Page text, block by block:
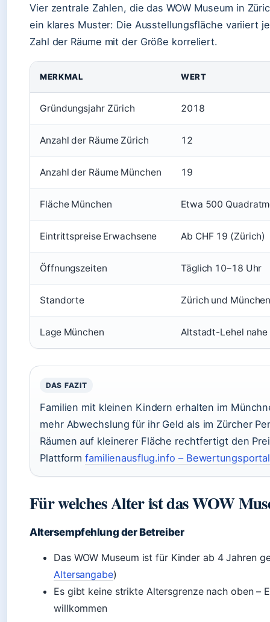
Vier zentrale Zahlen, die das WOW Museum in
ein klares Muster: Die Ausstellungsfläche variiert
Zahl der Räume mit der Größe korreliert.
MERKMAL WERT
Gründungsjahr Zürich 2018
Anzahl der Räume Zürich 12
Anzahl der Räume München 19
Fläche München Etwa 500
Eintrittspreise Erwachsene Ab CHF 19 (Zürich)
Öffnungszeiten Täglich 10–18 Uhr
Standorte Zürich und
Lage München Altstadt-Lehel
DAS FAZIT
Familien mit kleinen Kindern erhalten im
mehr Abwechslung für ihr Geld als im Zürcher
Räumen auf kleinerer Fläche rechtfertigt den
Plattformfamilienausflug.info –
Für welches Alter ist das WOW
Altersempfehlung der Betreiber
Das WOW Museum ist für Kinder ab 4 Jahren
Altersangabe)
Es gibt keine strikte Altersgrenze nach oben –
willkommen